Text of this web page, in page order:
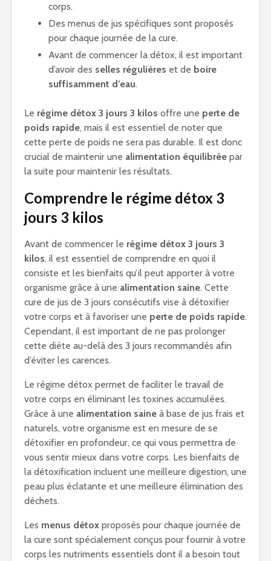
corps.
Des menus de jus spécifiques sont proposés
pour chaque journée de la cure.
Avant de commencer la détox, il est important
d’avoir des selles régulières et de boire
suffisamment d’eau.
Le régime détox 3 jours 3 kilos offre une perte de
poids rapide, mais il est essentiel de noter que
cette perte de poids ne sera pas durable. Il est donc
crucial de maintenir une alimentation équilibrée par
la suite pour maintenir les résultats.
Comprendre le régime détox 3
jours 3 kilos
Avant de commencer le régime détox 3 jours 3
kilos, il est essentiel de comprendre en quoi il
consiste et les bienfaits qu’il peut apporter à votre
organisme grâce à une alimentation saine. Cette
cure de jus de 3 jours consécutifs vise à détoxifier
votre corps et à favoriser une perte de poids rapide.
Cependant, il est important de ne pas prolonger
cette diète au-delà des 3 jours recommandés afin
d’éviter les carences.
Le régime détox permet de faciliter le travail de
votre corps en éliminant les toxines accumulées.
Grâce à une alimentation saine à base de jus frais et
naturels, votre organisme est en mesure de se
détoxifier en profondeur, ce qui vous permettra de
vous sentir mieux dans votre corps. Les bienfaits de
la détoxification incluent une meilleure digestion, une
peau plus éclatante et une meilleure élimination des
déchets.
Les menus détox proposés pour chaque journée de
la cure sont spécialement conçus pour fournir à votre
corps les nutriments essentiels dont il a besoin tout